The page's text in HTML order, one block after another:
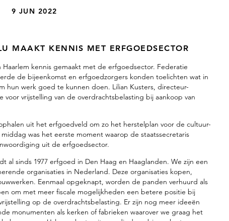
9 JUN 2022
MAAKT KENNIS MET ERFGOEDSECTOR
kennis gemaakt met de erfgoedsector. Federatie
de bijeenkomst en erfgoedzorgers konden toelichten wat in
hun werk goed te kunnen doen. Lilian Kusters, directeur-
vrijstelling van de overdrachtsbelasting bij aankoop van
uit het erfgoedveld om zo het herstelplan voor de cultuur-
was het eerste moment waarop de staatssecretaris
uit de erfgoedsector.
al sinds 1977 erfgoed in Den Haag en Haaglanden. We zijn een
organisaties in Nederland. Deze organisaties kopen,
Eenmaal opgeknapt, worden de panden verhuurd als
om met meer fiscale mogelijkheden een betere positie bij
op de overdrachtsbelasting. Er zijn nog meer ideeën
monumenten als kerken of fabrieken waarover we graag het